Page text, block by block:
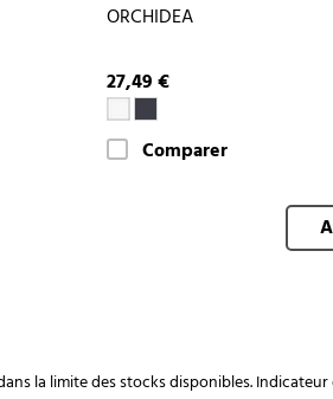
ORCHIDEA
27,49 €
Comparer
la limite des stocks disponibles.